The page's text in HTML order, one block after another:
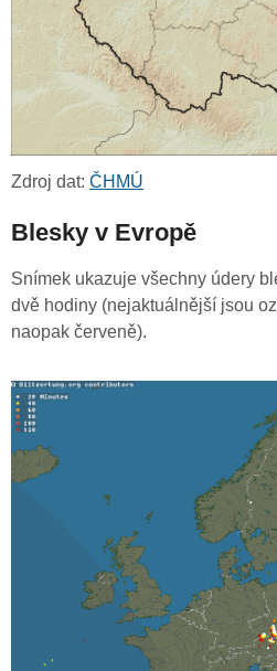
Zdroj dat: ČHMÚ
Blesky v Evropě
Snímek ukazuje všechny údery
dvě hodiny (nejaktuálnější jsou
naopak červeně).